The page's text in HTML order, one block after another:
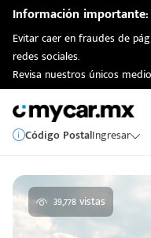
Información importante:
Evitar caer en fraudes de
redes sociales.
Revisa nuestros únicos
Código PostalIngresar
39,778 vistas